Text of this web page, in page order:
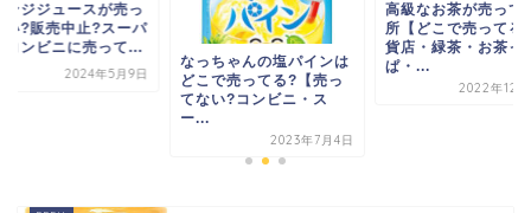
こで売ってる?【売っ
高級なお茶が売ってる場
所【どこで売ってる?百
貨店・緑茶・お茶っ
ぱ・...
2022年12月28日
オレンジジュー
てない?販売中止
ーやコンビニに